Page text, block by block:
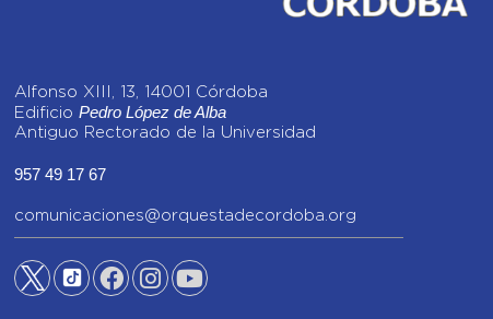
Alfonso XIII, 13, 14001 Córdoba
EdificioPedro López de Alba
Antiguo Rectorado de la Universidad
957 49 17 67
comunicaciones@orquestadecordoba.org